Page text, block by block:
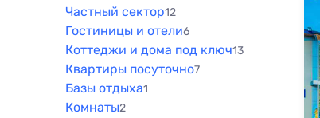
Частный сектор12
Гостиницы и отели6
Коттеджи и дома под ключ13
Квартиры посуточно7
Базы отдыха1
Комнаты2